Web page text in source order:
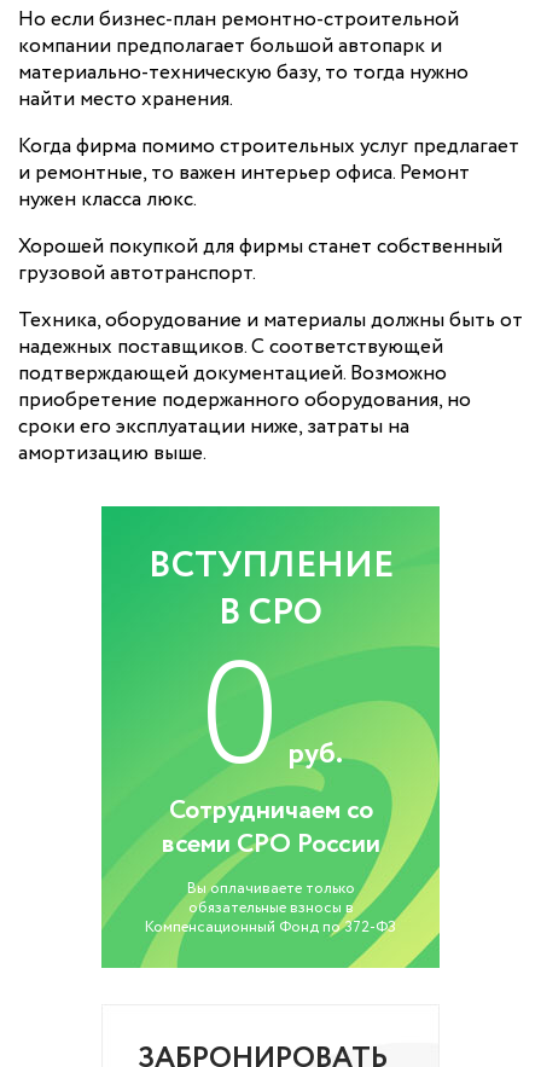
Но если бизнес-план ремонтно-строительной
компании предполагает большой автопарк и
материально-техническую базу, то тогда нужно
найти место хранения.
Когда фирма помимо строительных услуг предлагает
и ремонтные, то важен интерьер офиса. Ремонт
нужен класса люкс.
Хорошей покупкой для фирмы станет собственный
грузовой автотранспорт.
Техника, оборудование и материалы должны быть от
надежных поставщиков. С соответствующей
подтверждающей документацией. Возможно
приобретение подержанного оборудования, но
сроки его эксплуатации ниже, затраты на
амортизацию выше.
ВСТУПЛЕНИЕ
В СРО
0 руб.
Сотрудничаем со
всеми СРО России
Вы оплачиваете только
обязательные взносы в
Компенсационный Фонд по 372-ФЗ